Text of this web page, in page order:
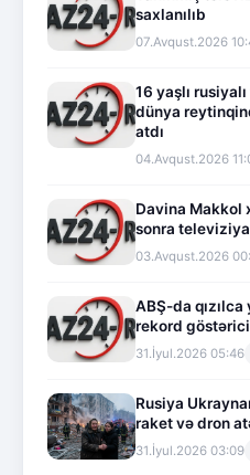
saxlanılıb
07.Avqust.2026
16 yaşlı
dünya
atdı
04.Avqust.2026
Davina Makkol
sonra
03.Avqust.2026
ABŞ-da qızılca
rekord
31.İyul.2026 05:46
Rusiya
raket və dron
31.İyul.2026 03:09